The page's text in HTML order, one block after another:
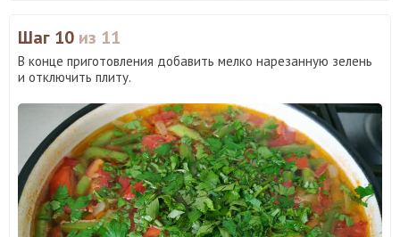
Шаг 10 из 11
В конце приготовления добавить мелко нарезанную зелень
и отключить плиту.